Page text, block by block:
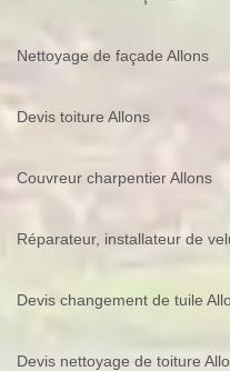
Nettoyage de façade Allons
Devis toiture Allons
Couvreur charpentier Allons
Réparateur, installateur de
Devis changement de tuile
Devis nettoyage de toiture